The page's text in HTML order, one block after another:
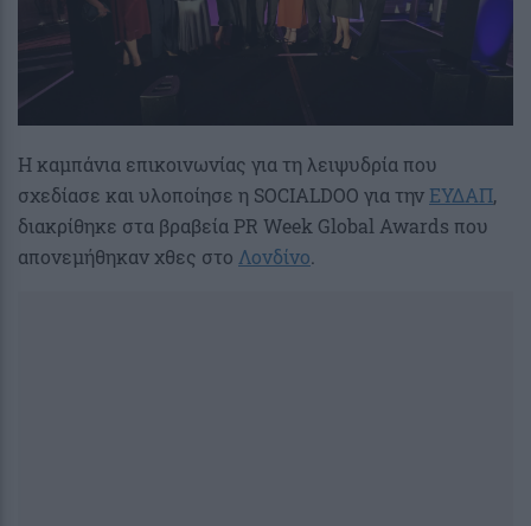
Η καμπάνια επικοινωνίας για τη λειψυδρία που
σχεδίασε και υλοποίησε η SOCIALDOO για την ΕΥΔΑΠ,
διακρίθηκε στα βραβεία PR Week Global Awards που
απονεμήθηκαν χθες στο Λονδίνο.